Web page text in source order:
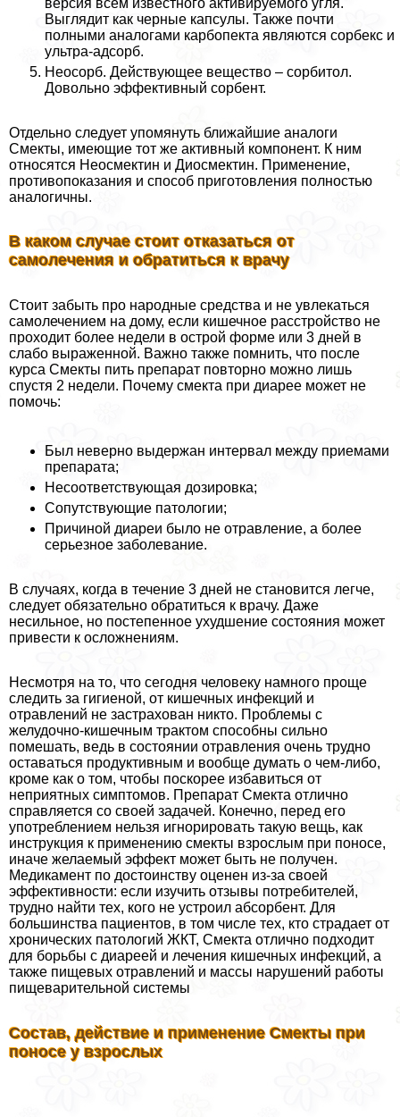
Выглядит как черные капсулы. Также почти
полными аналогами карбопекта являются сорбекс и
ультра-адсорб.
Неосорб. Действующее вещество – сорбитол.
Довольно эффективный сорбент.
Отдельно следует упомянуть ближайшие аналоги
Смекты, имеющие тот же активный компонент. К ним
относятся Неосмектин и Диосмектин. Применение,
противопоказания и способ приготовления полностью
аналогичны.
В каком случае стоит отказаться от
самолечения и обратиться к врачу
Стоит забыть про народные средства и не увлекаться
самолечением на дому, если кишечное расстройство не
проходит более недели в острой форме или 3 дней в
слабо выраженной. Важно также помнить, что после
курса Смекты пить препарат повторно можно лишь
спустя 2 недели. Почему смекта при диарее может не
помочь:
Был неверно выдержан интервал между приемами
препарата;
Несоответствующая дозировка;
Сопутствующие патологии;
Причиной диареи было не отравление, а более
серьезное заболевание.
В случаях, когда в течение 3 дней не становится легче,
следует обязательно обратиться к врачу. Даже
несильное, но постепенное ухудшение состояния может
привести к осложнениям.
Несмотря на то, что сегодня человеку намного проще
следить за гигиеной, от кишечных инфекций и
отравлений не застрахован никто. Проблемы с
желудочно-кишечным тpaктом способны сильно
помешать, ведь в состоянии отравления очень трудно
оставаться продуктивным и вообще думать о чем-либо,
кроме как о том, чтобы поскорее избавиться от
неприятных симптомов. Препарат Смекта отлично
справляется со своей задачей. Конечно, перед его
употрeблением нельзя игнорировать такую вещь, как
инструкция к применению смекты взрослым при поносе,
иначе желаемый эффект может быть не получен.
Медикамент по достоинству оценен из-за своей
эффективности: если изучить отзывы потребителей,
трудно найти тех, кого не устроил абсорбент. Для
большинства пациентов, в том числе тех, кто страдает от
хронических патологий ЖКТ, Смекта отлично подходит
для борьбы с диареей и лечения кишечных инфекций, а
также пищевых отравлений и массы нарушений работы
пищеварительной системы
Состав, действие и применение Смекты при
поносе у взрослых